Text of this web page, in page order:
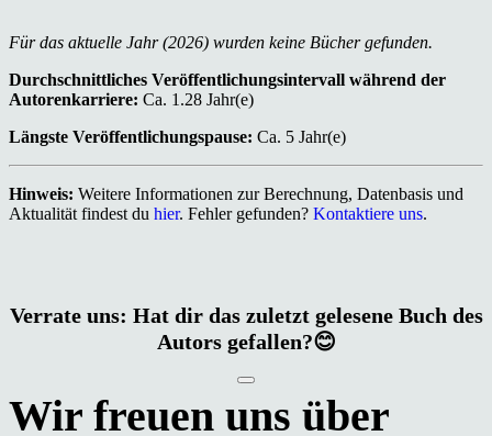
Für das aktuelle Jahr (2026) wurden keine Bücher gefunden.
Durchschnittliches Veröffentlichungsintervall während der
Autorenkarriere: Ca. 1.28 Jahr(e)
Längste Veröffentlichungspause: Ca. 5 Jahr(e)
Hinweis: Weitere Informationen zur Berechnung, Datenbasis und
Aktualität findest du hier. Fehler gefunden? Kontaktiere uns.
Verrate uns: Hat dir das zuletzt gelesene Buch des
Autors gefallen?😊